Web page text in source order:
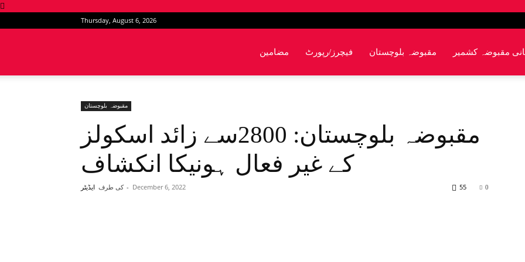
Thursday, August 6, 2026
مضامین فیچرز/رپورٹ مقبوضہ بلوچستان مقبوضہ کشمیر
مقبوضہ بلوچستان
مقبوضہ بلوچستان: 2800سے زائد اسکولز
کے غیر فعال ہونیکا انکشاف
کی طرف ایڈیٹر - December 6, 2022 0
55